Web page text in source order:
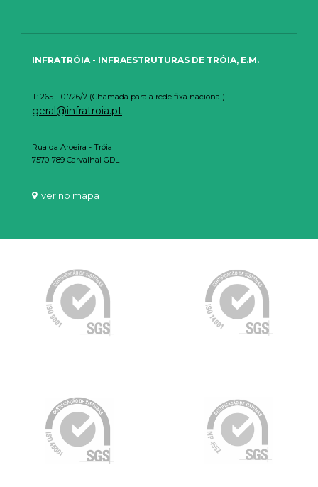
INFRATRÓIA - INFRAESTRUTURAS DE TRÓIA, E.M.
T: 265 110 726/7 (Chamada para a rede fixa nacional)
geral@infratroia.pt
Rua da Aroeira - Tróia
7570-789 Carvalhal GDL
ver no mapa